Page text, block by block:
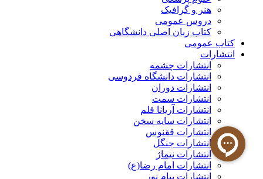
هنر و گرافیک
دروس عمومی
کتاب زبان اصلی دانشگاهی
کتاب عمومی
انتشارات
انتشارات چشمه
انتشارات دانشگاه فردوسی
انتشارات دوران
انتشارات سمت
انتشارات آریانا قلم
انتشارات سایه سخن
انتشارات ققنوس
انتشارات جنگل
انتشارات نیماژ
انتشارات امام رضا(ع)
انتشارات پیام نور